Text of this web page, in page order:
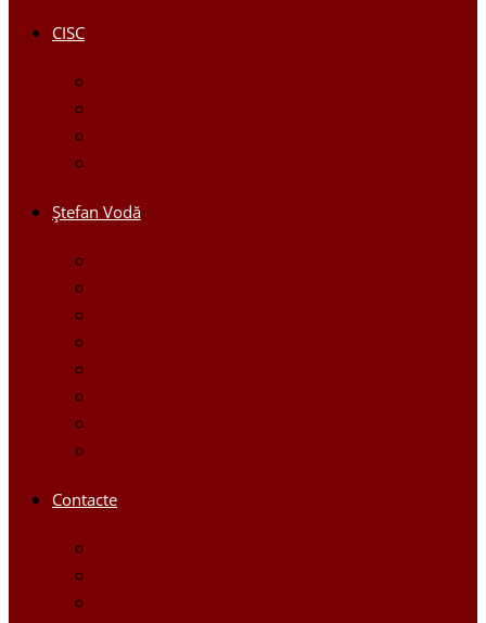
CISC
Ştefan Vodă
Contacte